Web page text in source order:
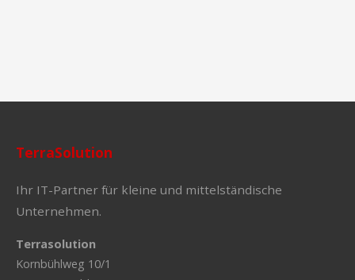
TerraSolution
Ihr IT-Partner für kleine und mittelständische
Unternehmen.
Terrasolution
Kornbühlweg 10/1